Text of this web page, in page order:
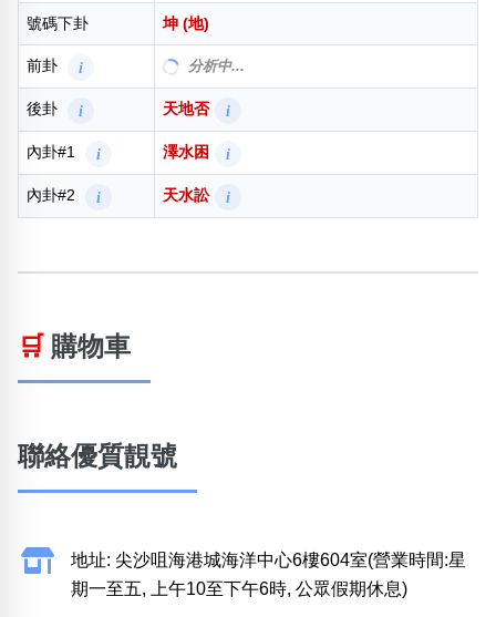
號碼下卦 坤 (地)
前卦 i 分析中...
後卦 i 天地否 i
內卦#1 i 澤水困 i
內卦#2 i 天水訟 i
🛒 購物車
聯絡優質靚號
地址: 尖沙咀海港城海洋中心6樓604室(營業時間:星
期一至五, 上午10至下午6時, 公眾假期休息)